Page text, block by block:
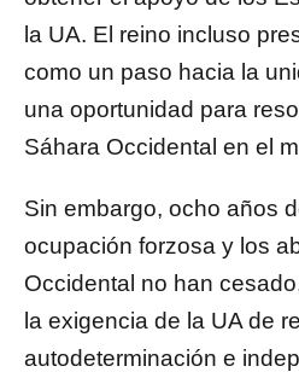
la UA. El reino incluso
como un paso hacia la
una oportunidad para
Sáhara Occidental en el
Sin embargo, ocho años
ocupación forzosa y los
Occidental no han
la exigencia de la UA de
autodeterminación e